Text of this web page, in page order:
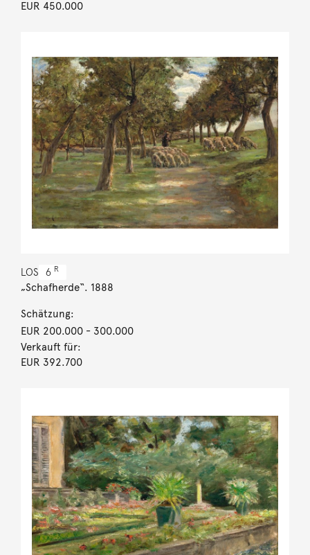
EUR 450.000
LOS 6 R
„Schafherde“. 1888
Schätzung:
EUR 200.000- 300.000
Verkauft für:
EUR 392.700